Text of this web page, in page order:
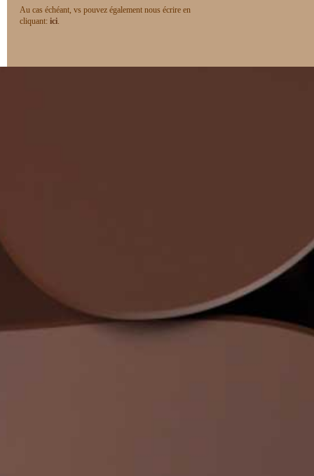
Au cas échéant, vs pouvez également nous écrire en
cliquant: ici.